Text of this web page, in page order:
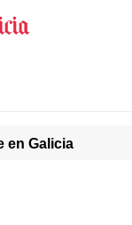
en Galicia